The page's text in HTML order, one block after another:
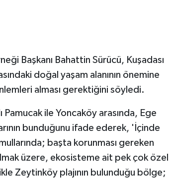
Başkanı Bahattin Sürücü, Kuşadası
doğal yaşam alanının önemine
alması gerektiğini söyledi.
ile Yoncaköy arasında, Ege
bunduğunu ifade ederek, 'İçinde
başta korunması gereken
üzere, ekosisteme ait pek çok özel
Zeytinköy plajının bulunduğu bölge;